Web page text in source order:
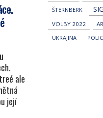
ale
její
ŠTERNBERK
VOLBY 2022
UKRAJINA